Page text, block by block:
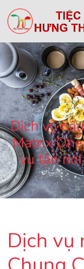
Dịch vụ
Matrix
vụ tận
Dịch vụ